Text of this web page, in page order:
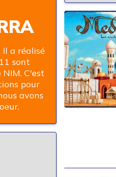
a réalisé
sont
C'est
pour
avons